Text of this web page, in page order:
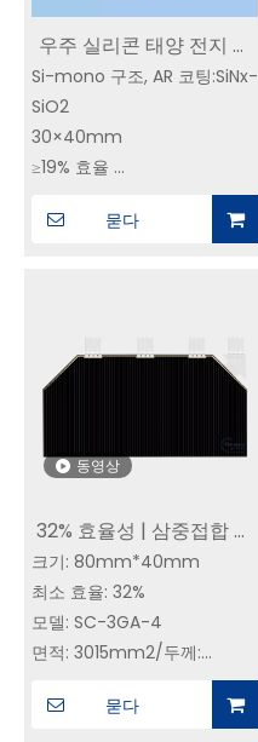
우주 실리콘 태양 전지 강
한 방사선 더 작은 크기:
30*40mm | 임 우주 위성
전력 시스템 공급 업체
Si-mono 구조, AR 코팅:SiNx-
SiO2
30×40mm
≥19% 효율
높은 변환 효율 및 강한 방사
선 저항
묻다
동영상
32% 효율성 | 삼중접합 태
양전지 GaAs CIC | 위성
별자리용 SC-3GA-4 우주
태양전지
크기: 80mm*40mm
최소 효율: 32%
모델: SC-3GA-4
면적: 3015mm2/두께:
무게:<125mg/cm2(커버 유
묻다